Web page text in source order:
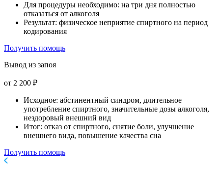
Для процедуры необходимо: на три дня полностью
отказаться от алкоголя
Результат: физическое неприятие спиртного на период
кодирования
Получить помощь
Вывод из запоя
от 2 200 ₽
Исходное: абстинентный синдром, длительное
употребление спиртного, значительные дозы алкоголя,
нездоровый внешний вид
Итог: отказ от спиртного, снятие боли, улучшение
внешнего вида, повышение качества сна
Получить помощь